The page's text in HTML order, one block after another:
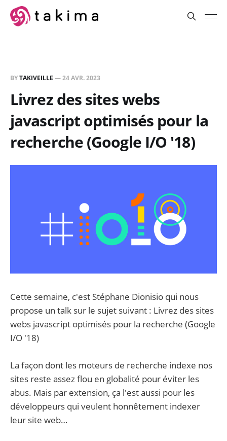
BYTAKIVEILLE —24 AVR. 2023
Livrez des sites webs
javascript optimisés pour la
recherche (Google I/O '18)
Cette semaine, c'est Stéphane Dionisio qui nous
propose un talk sur le sujet suivant : Livrez des sites
webs javascript optimisés pour la recherche (Google
I/O '18)
La façon dont les moteurs de recherche indexe nos
sites reste assez flou en globalité pour éviter les
abus. Mais par extension, ça l'est aussi pour les
développeurs qui veulent honnêtement indexer
leur site web…